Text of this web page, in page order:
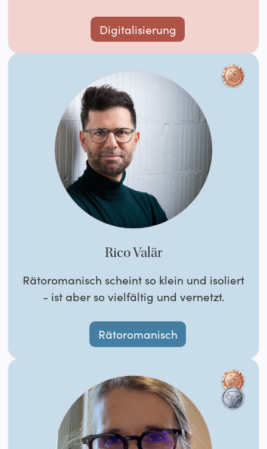
Digitalisierung
Rico Valär
Rätoromanisch scheint so klein und isoliert
- ist aber so vielfältig und vernetzt.
Rätoromanisch